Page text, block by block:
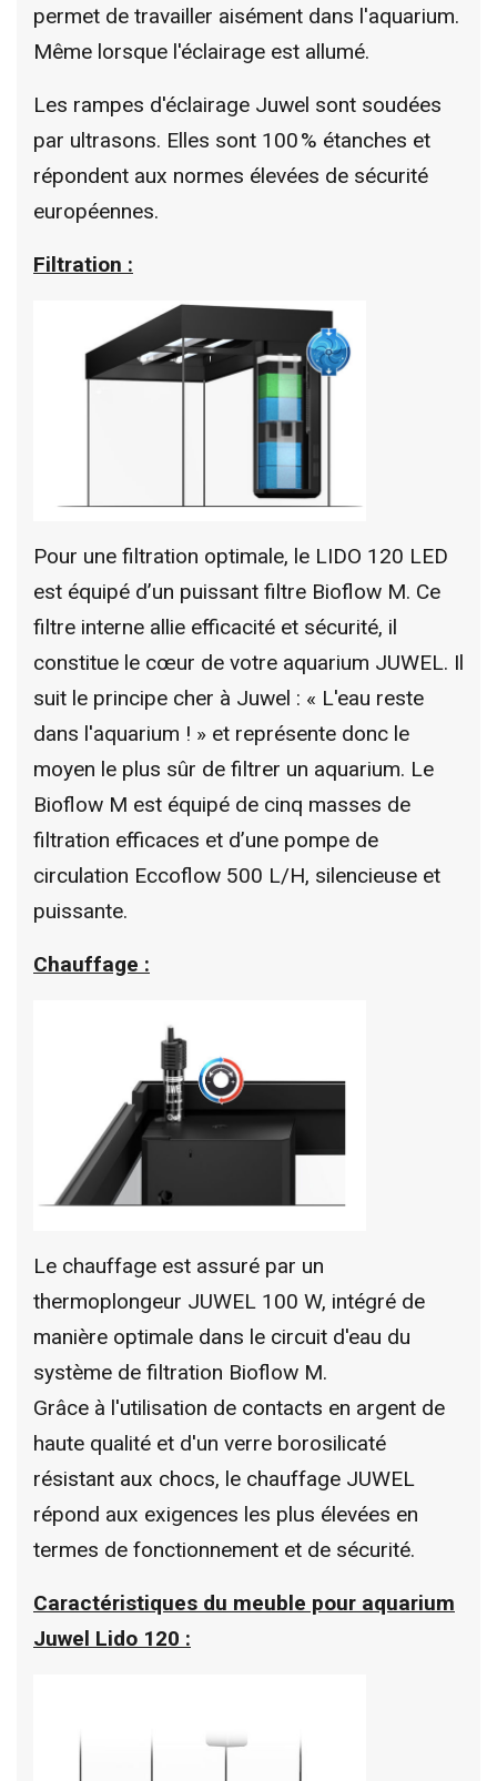
permet de travailler aisément dans l'aquarium.
Même lorsque l'éclairage est allumé.
Les rampes d'éclairage Juwel sont soudées
par ultrasons. Elles sont 100 % étanches et
répondent aux normes élevées de sécurité
européennes.
Filtration :
Pour une filtration optimale, le LIDO 120 LED
est équipé d’un puissant filtre Bioflow M. Ce
filtre interne allie efficacité et sécurité, il
constitue le cœur de votre aquarium JUWEL. Il
suit le principe cher à Juwel : « L'eau reste
dans l'aquarium ! » et représente donc le
moyen le plus sûr de filtrer un aquarium. Le
Bioflow M est équipé de cinq masses de
filtration efficaces et d’une pompe de
circulation Eccoflow 500 L/H, silencieuse et
puissante.
Chauffage :
Le chauffage est assuré par un
thermoplongeur JUWEL 100 W, intégré de
manière optimale dans le circuit d'eau du
système de filtration Bioflow M.
Grâce à l'utilisation de contacts en argent de
haute qualité et d'un verre borosilicaté
résistant aux chocs, le chauffage JUWEL
répond aux exigences les plus élevées en
termes de fonctionnement et de sécurité.
Caractéristiques du meuble pour aquarium
Juwel Lido 120 :